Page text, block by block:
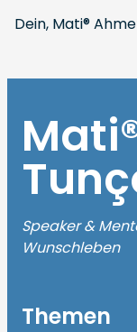
Dein, Mati®
Speaker &
Wunschleben
Themen